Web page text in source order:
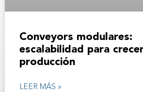
Conveyors modulares:
escalabilidad para
producción
LEER MÁS »